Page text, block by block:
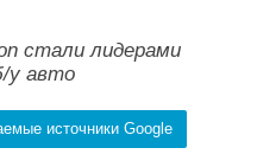
стали лидерами
у авто
источники Google